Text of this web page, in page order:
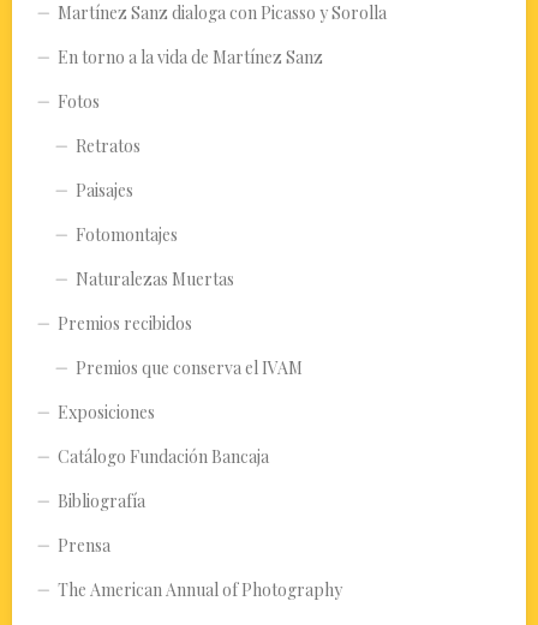
Martínez Sanz dialoga con Picasso y Sorolla
En torno a la vida de Martínez Sanz
Fotos
Retratos
Paisajes
Fotomontajes
Naturalezas Muertas
Premios recibidos
Premios que conserva el IVAM
Exposiciones
Catálogo Fundación Bancaja
Bibliografía
Prensa
The American Annual of Photography